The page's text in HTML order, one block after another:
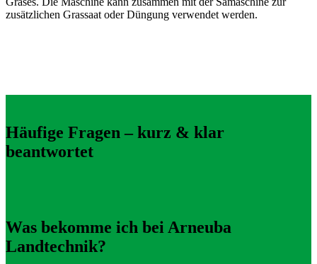
zusätzlichen Grassaat oder Düngung verwendet werden.
Häufige Fragen – kurz & klar
beantwortet
Was bekomme ich bei Arneuba
Landtechnik?